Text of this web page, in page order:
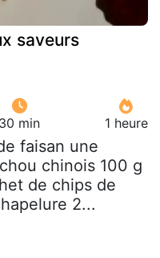
saveurs
30 min 1 heure
faisan une
chinois 100 g
de chips de
2...